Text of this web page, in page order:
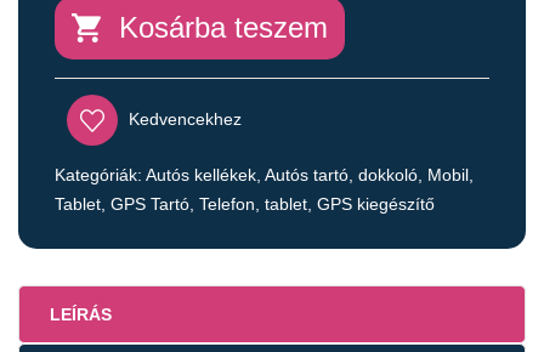
Kosárba teszem
Kedvencekhez
Kategóriák: Autós kellékek, Autós tartó, dokkoló, Mobil,
Tablet, GPS Tartó, Telefon, tablet, GPS kiegészítő
LEÍRÁS